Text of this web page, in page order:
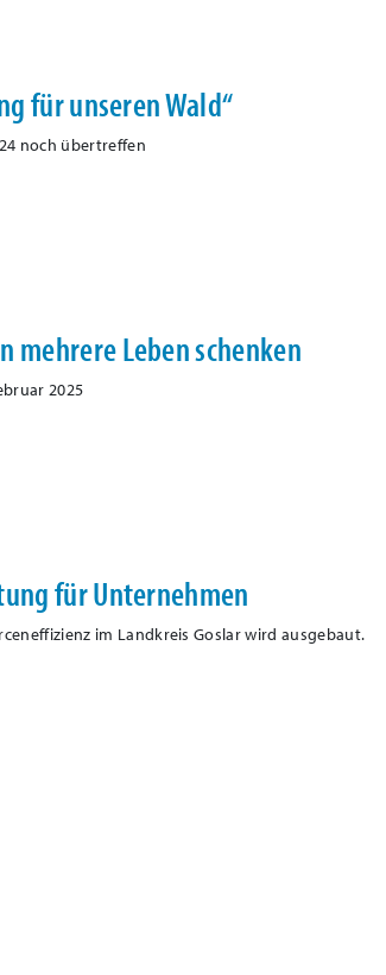
für unseren Wald“
noch übertreffen
Leben schenken
2025
für Unternehmen
im Landkreis Goslar wird ausgebaut.